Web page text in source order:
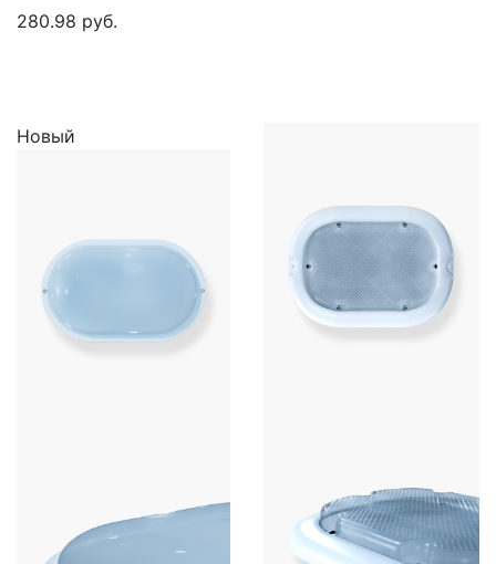
280.98 руб.
Новый